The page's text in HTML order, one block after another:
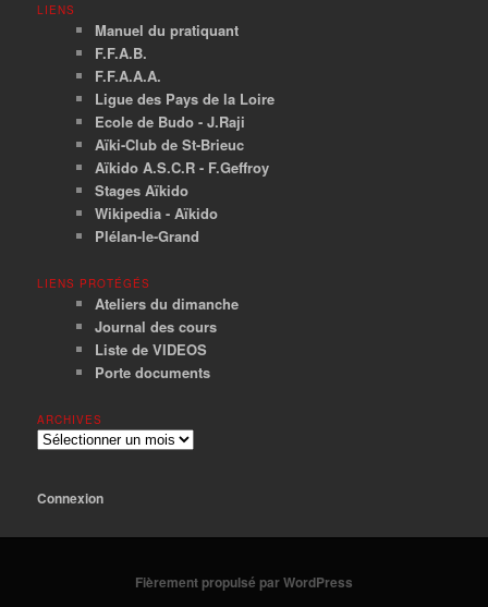
LIENS
Manuel du pratiquant
F.F.A.B.
F.F.A.A.A.
Ligue des Pays de la Loire
Ecole de Budo - J.Raji
Aïki-Club de St-Brieuc
Aïkido A.S.C.R - F.Geffroy
Stages Aïkido
Wikipedia - Aïkido
Plélan-le-Grand
LIENS PROTÉGÉS
Ateliers du dimanche
Journal des cours
Liste de VIDEOS
Porte documents
ARCHIVES
Archives
Connexion
Fièrement propulsé par WordPress